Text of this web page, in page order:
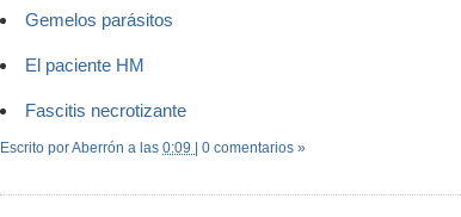
Gemelos parásitos
El paciente HM
Fascitis necrotizante
Escrito por Aberrón a las 0:09 | 0 comentarios »